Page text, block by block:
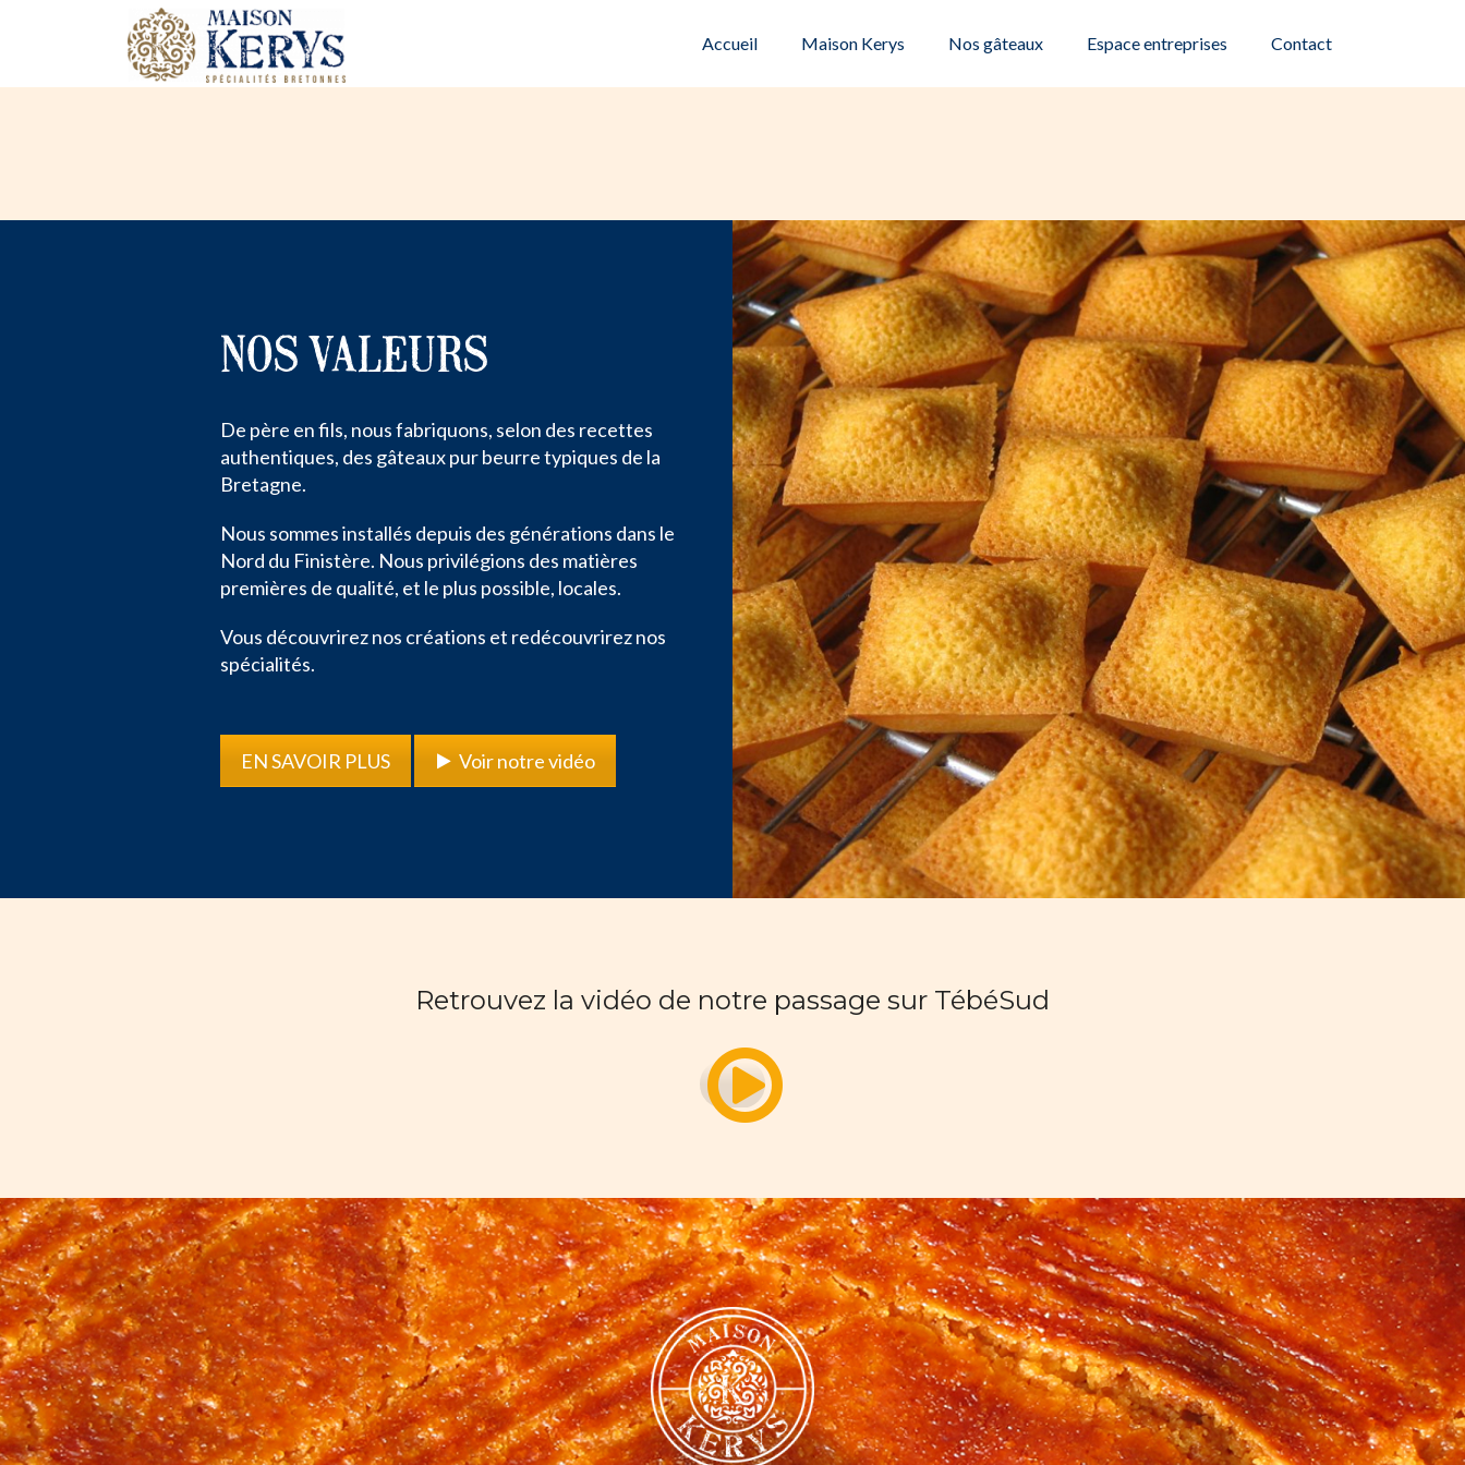
MAISON
KERYS
Accueil Maison Kerys Nos gâteaux Espace entreprises Contact
NOS VALEURS
De père en fils, nous fabriquons, selon des recettes
authentiques, des gâteaux pur beurre typiques de la
Bretagne.
Nous sommes installés depuis des générations dans le
Nord du Finistère. Nous privilégions des matières
premières de qualité, et le plus possible, locales.
Vous découvrirez nos créations et redécouvrirez nos
spécialités.
EN SAVOIR PLUS Voir notre vidéo
Retrouvez la vidéo de notre passage sur TébéSud